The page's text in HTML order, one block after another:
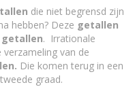
die niet begrensd zijn
hebben? Deze getallen
getallen. Irrationale
van de
Die komen terug in een
graad.